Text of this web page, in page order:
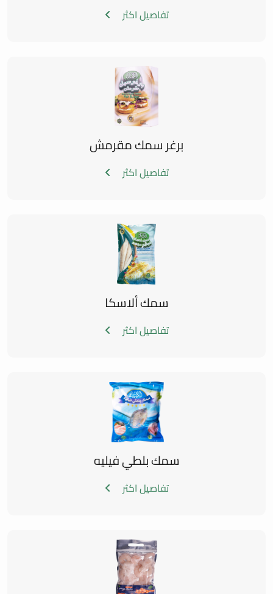
تفاصيل اكثر
برغر سمك مقرمش
تفاصيل اكثر
سمك ألاسكا
تفاصيل اكثر
سمك بلطي فيليه
تفاصيل اكثر